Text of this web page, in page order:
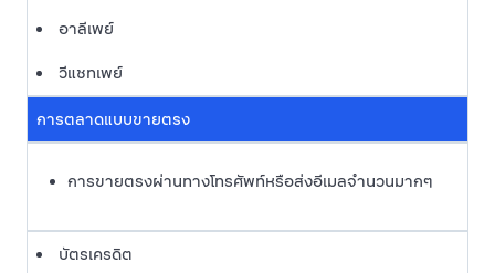
อาลีเพย์
วีแชทเพย์
การตลาดแบบขายตรง
การขายตรงผ่านทางโทรศัพท์หรือส่งอีเมลจำนวนมากๆ
บัตรเครดิต